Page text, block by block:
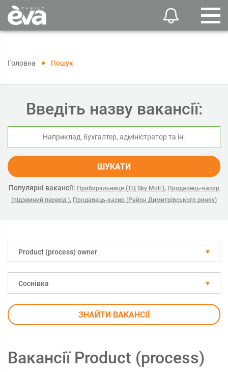
Головна Пошук
Введіть назву вакансії:
ШУКАТИ
Популярні вакансії: Прибиральниця (ТЦ Sky Moll ), Продавець-касир
(підземний перехід ), Продавець-касир (Район Димитрівського ринку)
Рroduct (process) owner
Соснівка
ЗНАЙТИ ВАКАНСІЇ
Вакансії Рroduct (process)